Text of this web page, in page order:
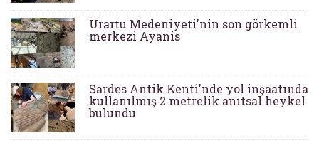
Urartu Medeniyeti'nin son görkemli
merkezi Ayanis
Sardes Antik Kenti'nde yol inşaatında
kullanılmış 2 metrelik anıtsal heykel
bulundu